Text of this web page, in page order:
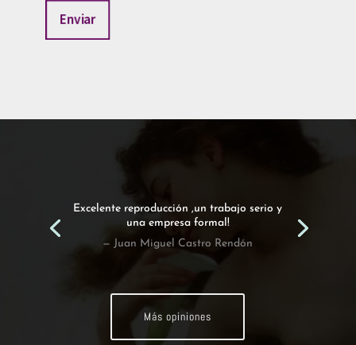
Enviar
Excelente reproducción ,un trabajo serio y
una empresa formal!
— Juan Miguel Castro Rendón
Más opiniones